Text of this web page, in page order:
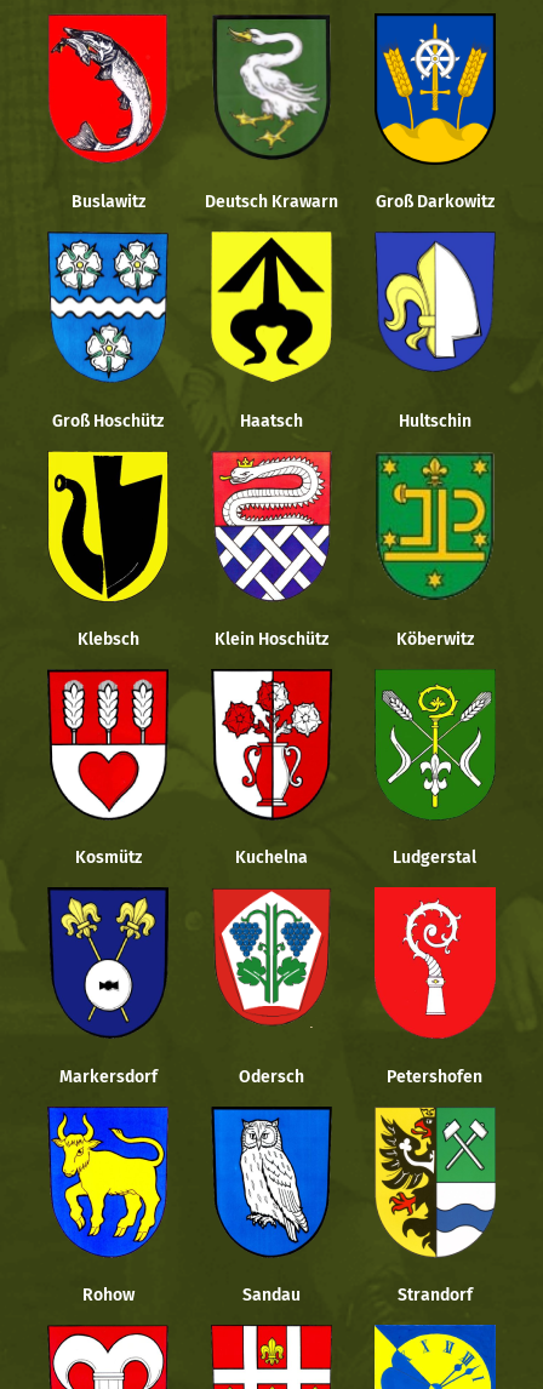
Buslawitz Deutsch Krawarn Groß Darkowitz
Groß Hoschütz Haatsch Hultschin
Klebsch Klein Hoschütz Köberwitz
Kosmütz Kuchelna Ludgerstal
Markersdorf Odersch Petershofen
Rohow Sandau Strandorf